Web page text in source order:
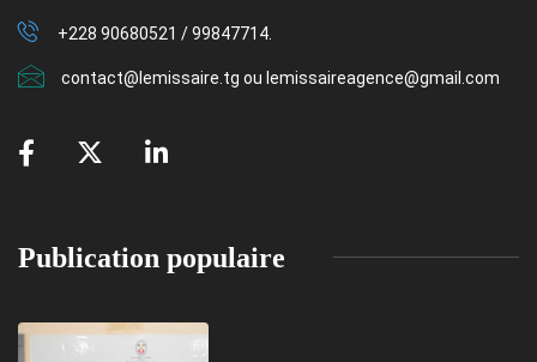
+228 90680521 / 99847714.
contact@lemissaire.tg ou lemissaireagence@gmail.com
Publication populaire